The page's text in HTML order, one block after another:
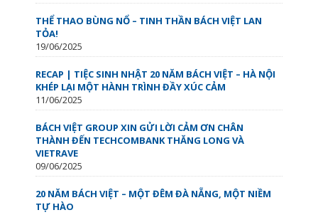
THỂ THAO BÙNG NỔ – TINH THẦN BÁCH VIỆT LAN
TỎA!
19/06/2025
RECAP | TIỆC SINH NHẬT 20 NĂM BÁCH VIỆT – HÀ NỘI
KHÉP LẠI MỘT HÀNH TRÌNH ĐẦY XÚC CẢM
11/06/2025
BÁCH VIỆT GROUP XIN GỬI LỜI CẢM ƠN CHÂN
THÀNH ĐẾN TECHCOMBANK THĂNG LONG VÀ
VIETRAVE
09/06/2025
20 NĂM BÁCH VIỆT – MỘT ĐÊM ĐÀ NẴNG, MỘT NIỀM
TỰ HÀO